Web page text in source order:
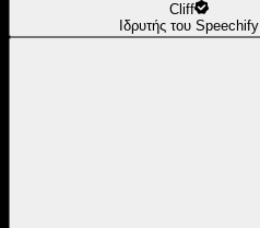
Cliff
Ιδρυτής του Speechify